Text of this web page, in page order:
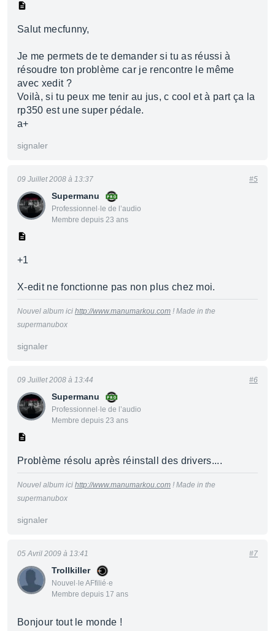
Salut mecfunny,
Je me permets de te demander si tu as réussi à
résoudre ton problème car je rencontre le même
avec xedit ?
Voilà, si tu peux me tenir au jus, c cool et à part ça la
rp350 est une super pédale.
a+
signaler
Supermanu
Professionnel·le de l’audio
Membre depuis 23 ans
09 Juillet 2008 à 13:37 #5
+1
X-edit ne fonctionne pas non plus chez moi.
Nouvel album ici http://www.manumarkou.com ! Made in the
supermanubox
signaler
Supermanu
Professionnel·le de l’audio
Membre depuis 23 ans
09 Juillet 2008 à 13:44 #6
Problème résolu après réinstall des drivers....
Nouvel album ici http://www.manumarkou.com ! Made in the
supermanubox
signaler
Trollkiller
Nouvel·le AFfilié·e
Membre depuis 17 ans
05 Avril 2009 à 13:41 #7
Bonjour tout le monde !